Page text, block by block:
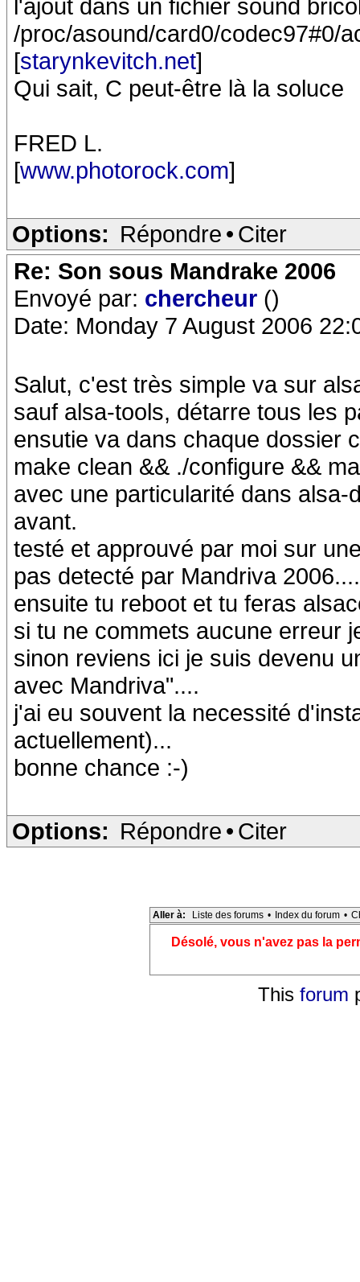
l'ajout dans un fichier sound
/proc/asound/card0/codec97#0/
[starynkevitch.net]
Qui sait, C peut-être là la soluce
FRED L.
[www.photorock.com]
Options: Répondre • Citer
Re: Son sous Mandrake 2006
Envoyé par: chercheur ()
Date: Monday 7 August 2006
Salut, c'est très simple va sur
sauf alsa-tools, détarre tous les
ensutie va dans chaque dossier
make clean && ./configure &&
avec une particularité dans
avant.
testé et approuvé par moi sur
pas detecté par Mandriva 2006....
ensuite tu reboot et tu feras
si tu ne commets aucune erreur
sinon reviens ici je suis devenu
avec Mandriva"....
j'ai eu souvent la necessité
actuellement)...
bonne chance :-)
Options: Répondre • Citer
Aller à: Liste des forums • Index du forum •
Désolé, vous n'avez pas la
This forum